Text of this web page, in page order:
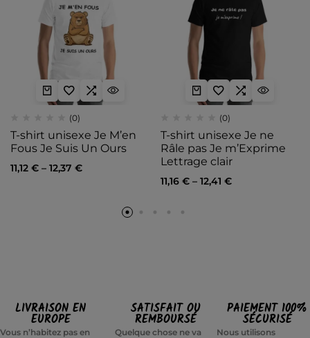
(0)
T-shirt unisexe Je M’en
Fous Je Suis Un Ours
11,12 € – 12,37 €
(0)
T-shirt unisexe Je ne
Râle pas Je m’Exprime
Lettrage clair
11,16 €– 12,41 €
LIVRAISON EN
EUROPE
Vous n’habitez pas en
SATISFAIT OU
REMBOURSÉ
Quelque chose ne va
PAIEMENT 100%
SÉCURISÉ
Nous utilisons